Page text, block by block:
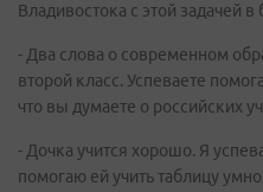
Владивостока с этой задачей
- Два слова о современном
второй класс. Успеваете
что вы думаете о российских
- Дочка учится хорошо. Я
помогаю ей учить таблицу